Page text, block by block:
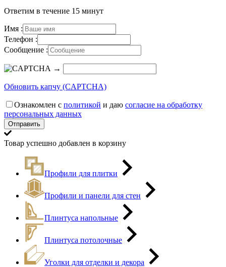
Ответим в течение 15 минут
Имя :
Телефон :
Сообщение :
→
Обновить капчу (CAPTCHA)
Ознакомлен с политикой и даю согласие на обработку
персональных данных
Товар успешно добавлен в корзину
Профили для плитки
Профили и панели для стен
Плинтуса напольные
Плинтуса потолочные
Уголки для отделки и декора